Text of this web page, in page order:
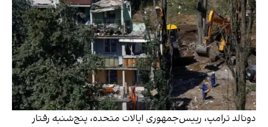
دونالد ترامپ، رییس‌جمهوری ایالات متحده، پنج‌شنبه رفتار